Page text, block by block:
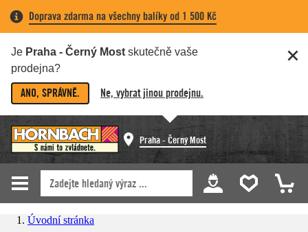
Doprava zdarma na všechny balíky od 1 500 Kč
Je Praha - Černý Most skutečně vaše
prodejna?
ANO, SPRÁVNĚ. Ne, vybrat jinou prodejnu.
Praha - Černý Most
Úvodní stránka